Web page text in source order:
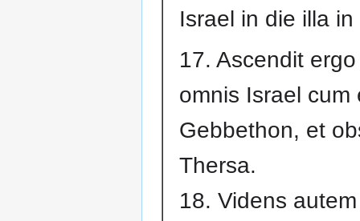
Israel in die illa in
17. Ascendit
omnis Israel cum
Gebbethon, et
Thersa.
18. Videns